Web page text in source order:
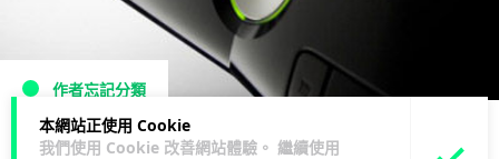
本網站正使用 Cookie
我們使用 Cookie 改善網站體驗。 繼續使用
作者忘記分類
E3展示！下代Xbox已經開始生產樣本？